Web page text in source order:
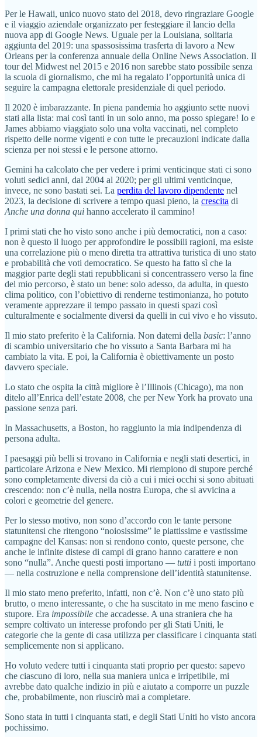
Per le Hawaii, unico nuovo stato del 2018, devo ringraziare Google
e il viaggio aziendale organizzato per festeggiare il lancio della
nuova app di Google News. Uguale per la Louisiana, solitaria
aggiunta del 2019: una spassosissima trasferta di lavoro a New
Orleans per la conferenza annuale della Online News Association. Il
tour del Midwest nel 2015 e 2016 non sarebbe stato possibile senza
la scuola di giornalismo, che mi ha regalato l’opportunità unica di
seguire la campagna elettorale presidenziale di quel periodo.
Il 2020 è imbarazzante. In piena pandemia ho aggiunto sette nuovi
stati alla lista: mai così tanti in un solo anno, ma posso spiegare! Io e
James abbiamo viaggiato solo una volta vaccinati, nel completo
rispetto delle norme vigenti e con tutte le precauzioni indicate dalla
scienza per noi stessi e le persone attorno.
Gemini ha calcolato che per vedere i primi venticinque stati ci sono
voluti sedici anni, dal 2004 al 2020; per gli ultimi venticinque,
invece, ne sono bastati sei. La perdita del lavoro dipendente nel
2023, la decisione di scrivere a tempo quasi pieno, la crescita di
Anche una donna qui hanno accelerato il cammino!
I primi stati che ho visto sono anche i più democratici, non a caso:
non è questo il luogo per approfondire le possibili ragioni, ma esiste
una correlazione più o meno diretta tra attrattiva turistica di uno stato
e probabilità che voti democratico. Se questo ha fatto sì che la
maggior parte degli stati repubblicani si concentrassero verso la fine
del mio percorso, è stato un bene: solo adesso, da adulta, in questo
clima politico, con l’obiettivo di renderne testimonianza, ho potuto
veramente apprezzare il tempo passato in questi spazi così
culturalmente e socialmente diversi da quelli in cui vivo e ho vissuto.
Il mio stato preferito è la California. Non datemi della basic: l’anno
di scambio universitario che ho vissuto a Santa Barbara mi ha
cambiato la vita. E poi, la California è obiettivamente un posto
davvero speciale.
Lo stato che ospita la città migliore è l’Illinois (Chicago), ma non
ditelo all’Enrica dell’estate 2008, che per New York ha provato una
passione senza pari.
In Massachusetts, a Boston, ho raggiunto la mia indipendenza di
persona adulta.
I paesaggi più belli si trovano in California e negli stati desertici, in
particolare Arizona e New Mexico. Mi riempiono di stupore perché
sono completamente diversi da ciò a cui i miei occhi si sono abituati
crescendo: non c’è nulla, nella nostra Europa, che si avvicina a
colori e geometrie del genere.
Per lo stesso motivo, non sono d’accordo con le tante persone
statunitensi che ritengono “noiosissime” le piattissime e vastissime
campagne del Kansas: non si rendono conto, queste persone, che
anche le infinite distese di campi di grano hanno carattere e non
sono “nulla”. Anche questi posti importano — tutti i posti importano
— nella costruzione e nella comprensione dell’identità statunitense.
Il mio stato meno preferito, infatti, non c’è. Non c’è uno stato più
brutto, o meno interessante, o che ha suscitato in me meno fascino e
stupore. Era impossibile che accadesse. A una straniera che ha
sempre coltivato un interesse profondo per gli Stati Uniti, le
categorie che la gente di casa utilizza per classificare i cinquanta stati
semplicemente non si applicano.
Ho voluto vedere tutti i cinquanta stati proprio per questo: sapevo
che ciascuno di loro, nella sua maniera unica e irripetibile, mi
avrebbe dato qualche indizio in più e aiutato a comporre un puzzle
che, probabilmente, non riuscirò mai a completare.
Sono stata in tutti i cinquanta stati, e degli Stati Uniti ho visto ancora
pochissimo.